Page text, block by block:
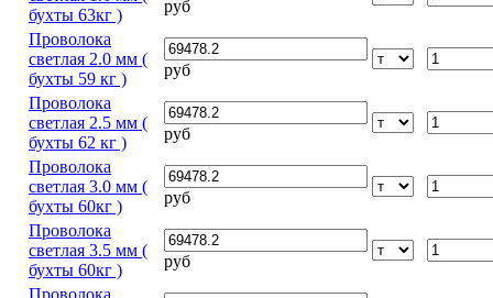
бухты 63кг )
руб
Проволока
светлая 2.0 мм (
бухты 59 кг )
руб
Проволока
светлая 2.5 мм (
бухты 62 кг )
руб
Проволока
светлая 3.0 мм (
бухты 60кг )
руб
Проволока
светлая 3.5 мм (
бухты 60кг )
руб
Проволока